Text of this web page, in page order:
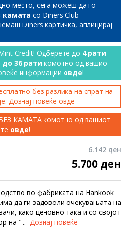
место, сега можеш да го
камата со Diners Club
DIners картичка, аплицирај
Credit! Одберете до 4 рати
до 36 рати комотно од вашиот
информации овде!
без разлика на спрат на
Дознај повеќе овде
БЕЗ КАМАТА комотно од вашиот
овде!
6.142 ден
5.700 ден
во фабриката на Hankook
да ги задоволи очекувањата на
како ценовно така и со својот
на "... Дознај повеќе